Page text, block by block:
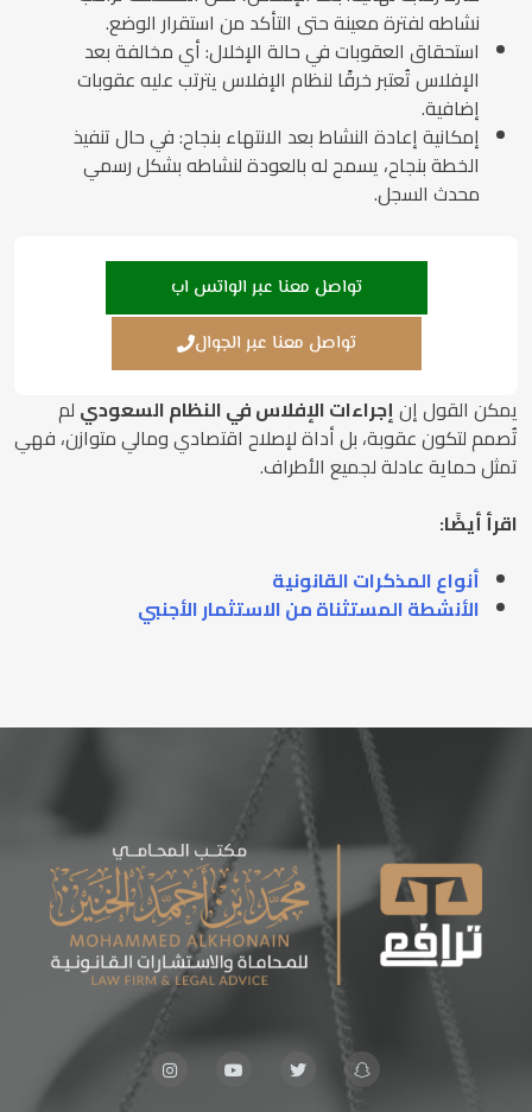
نشاطه لفترة معينة حتى التأكد من استقرار الوضع.
استحقاق العقوبات في حالة الإخلال: أي مخالفة بعد
الإفلاس تُعتبر خرقًا لنظام الإفلاس يترتب عليه عقوبات
إضافية.
إمكانية إعادة النشاط بعد الانتهاء بنجاح: في حال تنفيذ
الخطة بنجاح، يسمح له بالعودة لنشاطه بشكل رسمي
محدث السجل.
تواصل معنا عبر الواتس اب
تواصل معنا عبر الجوال
يمكن القول إنإجراءات الإفلاس في النظام السعودي لم
تُصمم لتكون عقوبة، بل أداة لإصلاح اقتصادي ومالي متوازن، فهي
تمثل حماية عادلة لجميع الأطراف.
اقرأ أيضًا:
أنواع المذكرات القانونية
الأنشطة المستثناة من الاستثمار الأجنبي